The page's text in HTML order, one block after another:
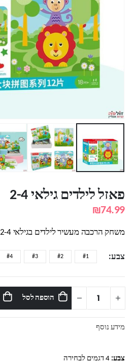
פאזל לילדים גילאי 2-4
₪74.99
משחק הרכבה מעשיר לילדים בגילאי 2-4
צבע #1
#2
#3
#4
הוספה לסל
מידע נוסף
צבע: 4 דגמים לבחירה